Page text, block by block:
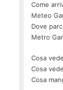
Come
Meteo
Dove
Metro
Cosa
Cosa
Cosa